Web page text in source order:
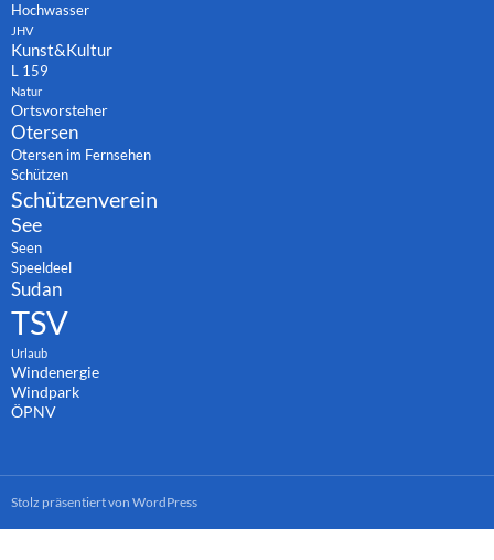
Hochwasser
JHV
Kunst&Kultur
L 159
Natur
Ortsvorsteher
Otersen
Otersen im Fernsehen
Schützen
Schützenverein
See
Seen
Speeldeel
Sudan
TSV
Urlaub
Windenergie
Windpark
ÖPNV
Stolz präsentiert von WordPress